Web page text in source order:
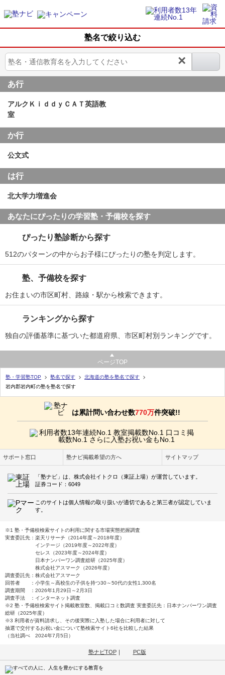
塾名で絞り込む
×
あ行
アルクＫｉｄｄｙＣＡＴ英語教
室
か行
公文式
は行
北大学力増進会
あなたにぴったりの学習塾・予備校を探す
ぴったり塾診断から探す
512のパターンの中からお子様にぴったりの塾を判定します。
塾、予備校を探す
お住まいの市区町村、路線・駅から検索できます。
ランキングから探す
独自の評価基準に基づいた都道府県、市区町村別ランキングです。
ページTOP
塾・学習塾TOP 塾名で探す
北海道の塾を塾名で探す
岩内郡岩内町の塾を塾名で探す
は累計問い合わせ数770万件突破!!
サポート窓口 塾ナビ掲載希望の方へ サイトマップ
「塾ナビ」は、株式会社イトクロ（東証上場）が運営しています。
証券コード：6049
このサイトは個人情報の取り扱いが適切であると第三者が認定していま
す。
※1 塾・予備校検索サイトの利用に関する市場実態把握調査
実査委託先：楽天リサーチ（2014年度～2018年度）
インテージ（2019年度～2022年度）
セレス（2023年度～2024年度）
日本ナンバーワン調査総研（2025年度）
株式会社アスマーク（2026年度）
調査委託先：株式会社アスマーク
回答者 ：小学生～高校生の子供を持つ30～50代の女性1,300名
調査期間 ：2026年1月29日～2月3日
調査手法 ：インターネット調査
※2 塾・予備校検索サイト掲載教室数、掲載口コミ数調査 実査委託先：日本ナンバーワン調査
総研（2025年度）
※3 利用者が資料請求し、その後実際に入塾した場合に利用者に対して
抽選で交付するお祝い金について塾検索サイト6社を比較した結果
（当社調べ 2024年7月5日）
塾ナビTOP｜ PC版